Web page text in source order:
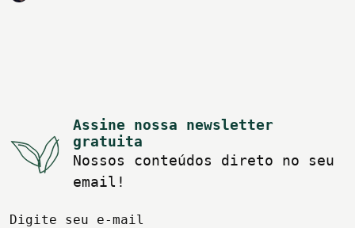
Assine nossa newsletter
gratuita
Nossos conteúdos direto no seu
email!
Digite seu e-mail